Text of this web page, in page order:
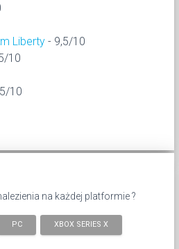
Liberty - 9,5/10
10
10
na każdej platformie ?
PC XBOX SERIES X